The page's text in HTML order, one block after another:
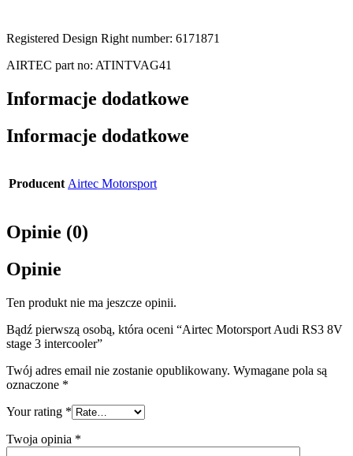
Registered Design Right number: 6171871
AIRTEC part no: ATINTVAG41
Informacje dodatkowe
Informacje dodatkowe
Producent Airtec Motorsport
Opinie (0)
Opinie
Ten produkt nie ma jeszcze opinii.
Bądź pierwszą osobą, która oceni “Airtec Motorsport Audi RS3 8V
stage 3 intercooler”
Twój adres email nie zostanie opublikowany. Wymagane pola są
oznaczone *
Your rating *
Twoja opinia *